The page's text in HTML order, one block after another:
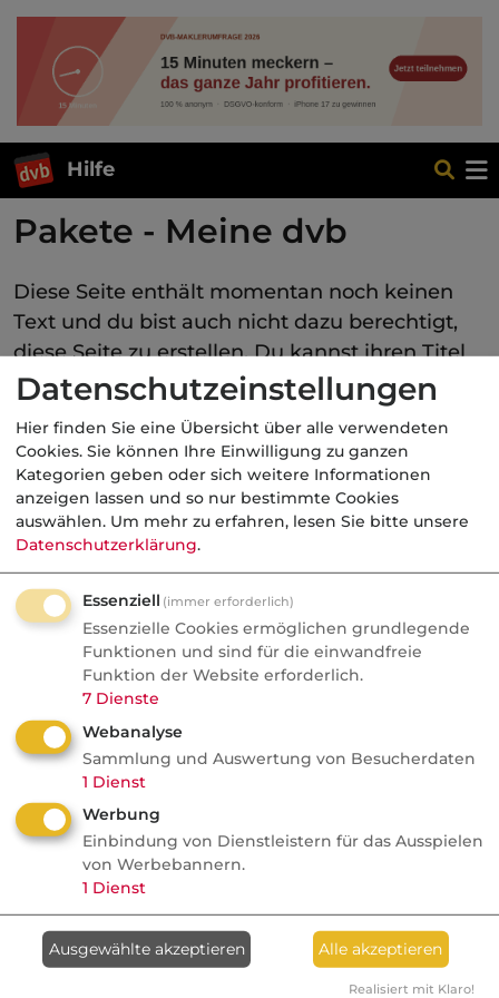
Hilfe
Pakete - Meine dvb
Diese Seite enthält momentan noch keinen
Text und du bist auch nicht dazu berechtigt,
diese Seite zu erstellen. Du kannst ihren Titel
auf anderen Seitensuchenoder die
Datenschutzeinstellungen
Hier finden Sie eine Übersicht über alle verwendeten
Cookies. Sie können Ihre Einwilligung zu ganzen
Kategorien geben oder sich weitere Informationen
anzeigen lassen und so nur bestimmte Cookies
auswählen. Um mehr zu erfahren, lesen Sie bitte unsere
Datenschutzerklärung.
Essenziell (immer erforderlich)
Essenzielle Cookies ermöglichen grundlegende
Funktionen und sind für die einwandfreie
Funktion der Website erforderlich.
7 Dienste
Webanalyse
Sammlung und Auswertung von Besucherdaten
1 Dienst
Werbung
Einbindung von Dienstleistern für das Ausspielen
von Werbebannern.
1 Dienst
Ausgewählte akzeptieren Alle akzeptieren
Realisiert mit Klaro!